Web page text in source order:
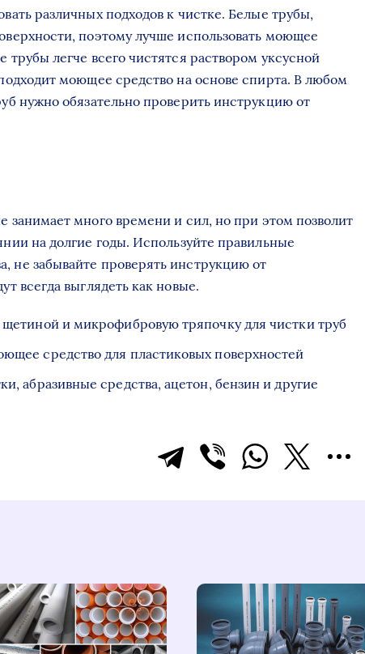
различных подходов к чистке. Белые трубы,
поэтому лучше использовать моющее
трубы легче всего чистятся раствором уксусной
моющее средство на основе спирта. В любом
нужно обязательно проверить инструкцию от
занимает много времени и сил, но при этом позволит
на долгие годы. Используйте правильные
не забывайте проверять инструкцию от
всегда выглядеть как новые.
и микрофибровую тряпочку для чистки труб
средство для пластиковых поверхностей
абразивные средства, ацетон, бензин и другие